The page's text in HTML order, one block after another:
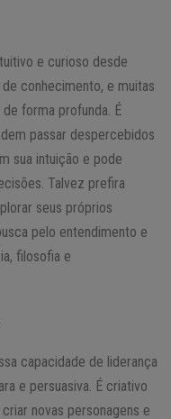
e curioso desde
conhecimento, e muitas
forma profunda. É
passar despercebidos
sua intuição e pode
Talvez prefira
seus próprios
pelo entendimento e
filosofia e
capacidade de liderança
e persuasiva. É criativo
novas personagens e